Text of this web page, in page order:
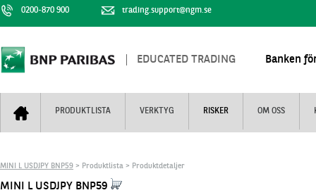
0200-870 900 trading.support@ngm.se
EDUCATED TRADING Banken
PRODUKTLISTA VERKTYG RISKER OM OSS
Mini Futures
Nyhestbrev+
Finansiell information
MINI L USDJPY BNP59 > Produktlista > Produktdetaljer
MINI L USDJPY BNP59